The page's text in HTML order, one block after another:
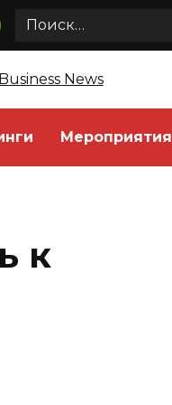
Search
Мероприятия
к